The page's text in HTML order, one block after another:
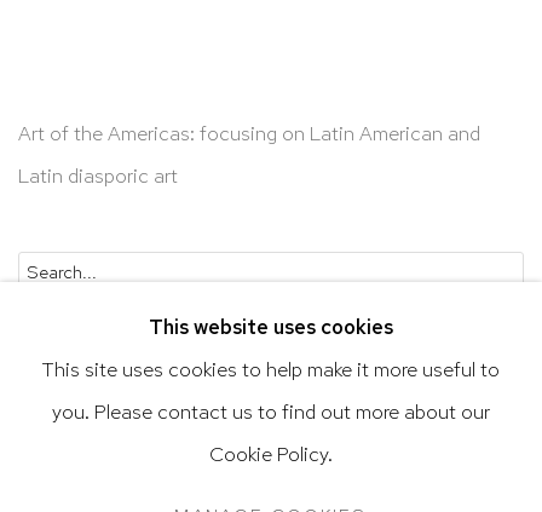
Art of the Americas: focusing on Latin American and
Latin diasporic art
Accessibility Policy
This website uses cookies
This site uses cookies to help make it more useful to
you. Please contact us to find out more about our
Cookie Policy.